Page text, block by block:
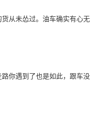
从未怂过。油车确实有心无
你遇到了也是如此，跟车没